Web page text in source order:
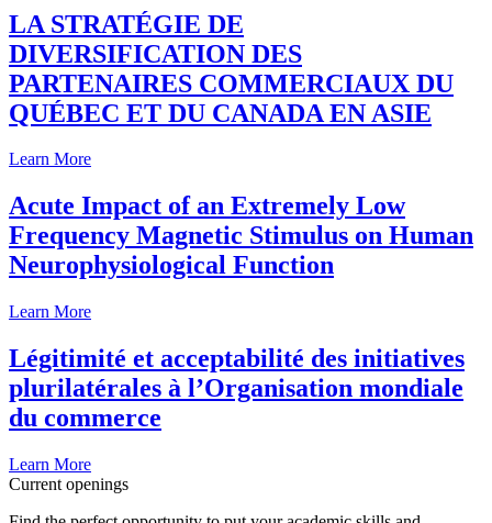
LA STRATÉGIE DE
DIVERSIFICATION DES
PARTENAIRES COMMERCIAUX DU
QUÉBEC ET DU CANADA EN ASIE
Learn More
Acute Impact of an Extremely Low
Frequency Magnetic Stimulus on Human
Neurophysiological Function
Learn More
Légitimité et acceptabilité des initiatives
plurilatérales à l’Organisation mondiale
du commerce
Learn More
Current openings